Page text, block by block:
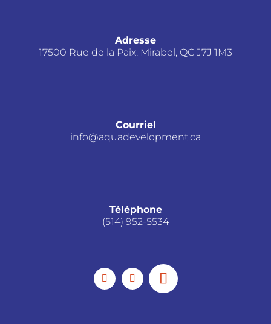
Adresse
17500 Rue de la Paix, Mirabel, QC J7J 1M3
Courriel
info@aquadevelopment.ca
Téléphone
(514) 952-5534